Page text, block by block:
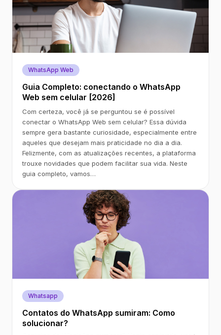
WhatsApp Web
Guia Completo: conectando o WhatsApp
Web sem celular [2026]
Com certeza, você já se perguntou se é possível
conectar o WhatsApp Web sem celular? Essa dúvida
sempre gera bastante curiosidade, especialmente entre
aqueles que desejam mais praticidade no dia a dia.
Felizmente, com as atualizações recentes, a plataforma
trouxe novidades que podem facilitar sua vida. Neste
guia completo, vamos…
Whatsapp
Contatos do WhatsApp sumiram: Como
solucionar?